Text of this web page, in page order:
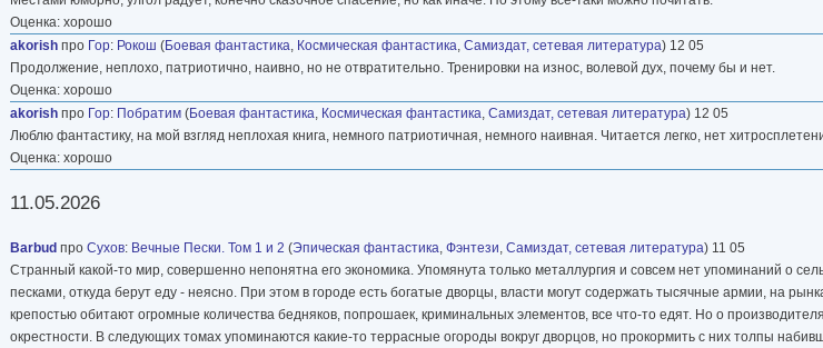
Оценка: хорошо
akorish про Гор: Рокош (Боевая фантастика, Космическая фантастика, Самиздат, сетевая литература) 12 05
Продолжение, неплохо, патриотично, наивно, но не отвратительно. Тренировки на износ, волевой дух, почему бы и нет.
Оценка: хорошо
akorish про Гор: Побратим (Боевая фантастика, Космическая фантастика, Самиздат, сетевая литература) 12 05
Люблю фантастику, на мой взгляд неплохая книга, немного патриотичная, немного наивная. Читается легко, нет
Оценка: хорошо
11.05.2026
Barbud про Сухов: Вечные Пески. Том 1 и 2 (Эпическая фантастика, Фэнтези, Самиздат, сетевая литература) 11 05
Странный какой-то мир, совершенно непонятна его экономика. Упомянута только металлургия и совсем нет упоминаний о
песками, откуда берут еду - неясно. При этом в городе есть богатые дворцы, власти могут содержать тысячные армии, на
крепостью обитают огромные количества бедняков, попрошаек, криминальных элементов, все что-то едят. Но о
окрестности. В следующих томах упоминаются какие-то террасные огороды вокруг дворцов, но прокормить с них толпы